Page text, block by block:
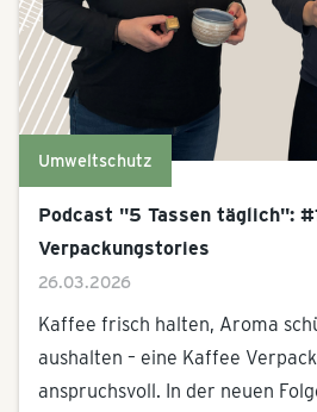
Umweltschutz
Podcast "5 Tassen täglich":
Verpackungstories
26.03.2026
Kaffee frisch halten, Aroma
aushalten – eine Kaffee
anspruchsvoll. In der neuen